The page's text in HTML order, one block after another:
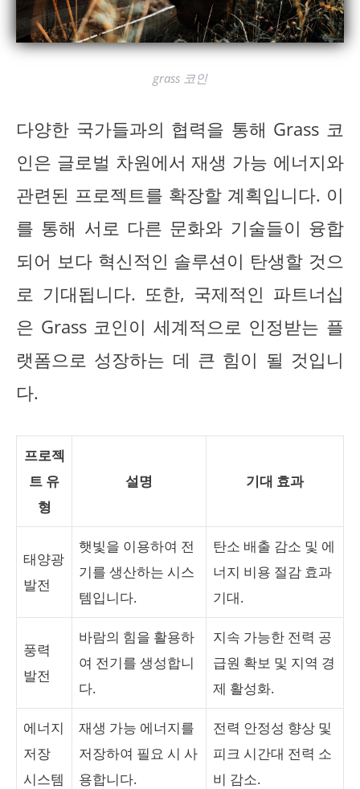
grass 코인
다양한 국가들과의 협력을 통해 Grass 코
인은 글로벌 차원에서 재생 가능 에너지와
관련된 프로젝트를 확장할 계획입니다. 이
를 통해 서로 다른 문화와 기술들이 융합
되어 보다 혁신적인 솔루션이 탄생할 것으
로 기대됩니다. 또한, 국제적인 파트너십
은 Grass 코인이 세계적으로 인정받는 플
랫폼으로 성장하는 데 큰 힘이 될 것입니
다.
프로젝
트 유
형
설명 기대 효과
태양광
발전
햇빛을 이용하여 전
기를 생산하는 시스
템입니다.
탄소 배출 감소 및 에
너지 비용 절감 효과
기대.
풍력
발전
바람의 힘을 활용하
여 전기를 생성합니
다.
지속 가능한 전력 공
급원 확보 및 지역 경
제 활성화.
에너지
저장
시스템
재생 가능 에너지를
저장하여 필요 시 사
용합니다.
전력 안정성 향상 및
피크 시간대 전력 소
비 감소.